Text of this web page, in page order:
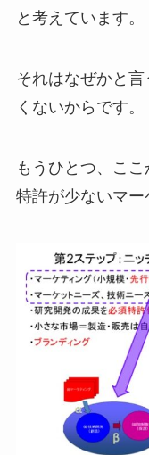
と考えています。
それはなぜかと
くないからです。
もうひとつ、ここ
特許が少ないマー